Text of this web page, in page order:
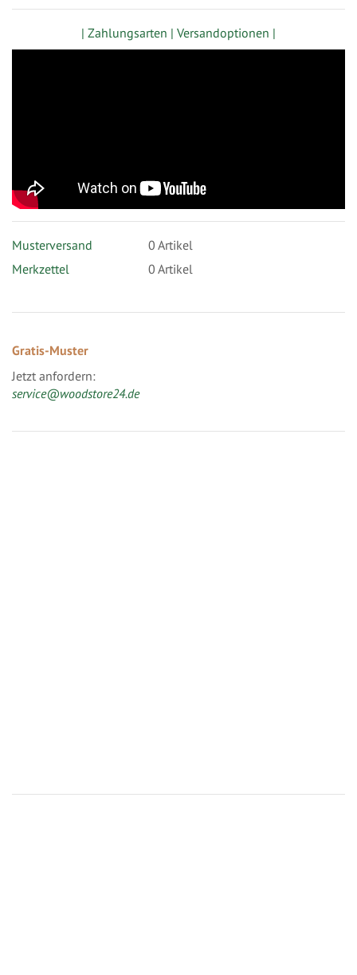
| Zahlungsarten | Versandoptionen |
Musterversand 0 Artikel
Merkzettel
0 Artikel
Gratis-Muster
Jetzt anfordern:
service@woodstore24.de